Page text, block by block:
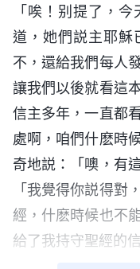
「唉！别提了，
道，她們説主耶穌
不，還給我們每人
讓我們以後就看這
信主多年，一直都
處啊，咱們什麽時
奇地説：「噢，有
「我覺得你説得對
經，什麽時候也不
給了我持守聖經的